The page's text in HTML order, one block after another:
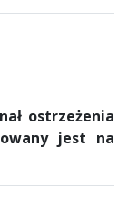
ostrzeżenia
jest na